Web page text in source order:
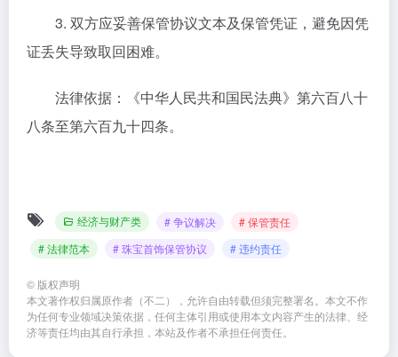
3. 双方应妥善保管协议文本及保管凭证，避免因凭
证丢失导致取回困难。
法律依据：《中华人民共和国民法典》第六百八十
八条至第六百九十四条。
经济与财产类 # 争议解决
# 保管责任
# 法律范本
# 珠宝首饰保管协议 # 违约责任
© 版权声明
本文著作权归属原作者（不二），允许自由转载但须完整署名。本文不作
为任何专业领域决策依据，任何主体引用或使用本文内容产生的法律、经
济等责任均由其自行承担，本站及作者不承担任何责任。